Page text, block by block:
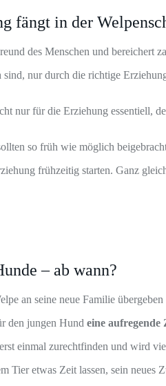
fängt in der
des Menschen und bereichert
sind, nur durch die richtige
nur für die Erziehung essentiell,
so früh wie möglich
frühzeitig starten. Ganz
– ab wann?
an seine neue Familie
den jungen Hund eine aufregende
einmal zurechtfinden und wird
Tier etwas Zeit lassen, sein